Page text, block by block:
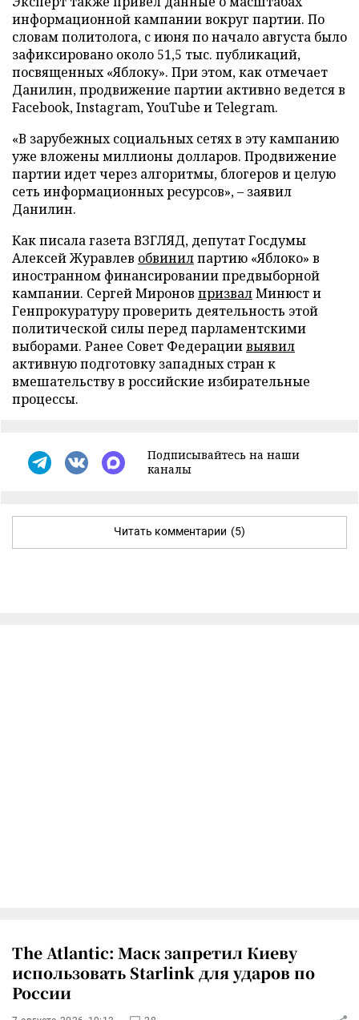
информационной кампании вокруг партии. По
словам политолога, с июня по начало августа было
зафиксировано около 51,5 тыс. публикаций,
посвященных «Яблоку». При этом, как отмечает
Данилин, продвижение партии активно ведется в
Facebook, Instagram, YouTube и Telegram.
«В зарубежных социальных сетях в эту кампанию
уже вложены миллионы долларов. Продвижение
партии идет через алгоритмы, блогеров и целую
сеть информационных ресурсов», – заявил
Данилин.
Как писала газета ВЗГЛЯД, депутат Госдумы
Алексей Журавлев обвинилпартию «Яблоко» в
иностранном финансировании предвыборной
кампании. Сергей Миронов призвалМинюст и
Генпрокуратуру проверить деятельность этой
политической силы перед парламентскими
выборами. Ранее Совет Федерациивыявил
активную подготовку западных стран к
вмешательству в российские избирательные
процессы.
Подписывайтесь на наши
каналы
Читать комментарии (5)
The Atlantic: Маск запретил Киеву
использовать Starlink для ударов по
России